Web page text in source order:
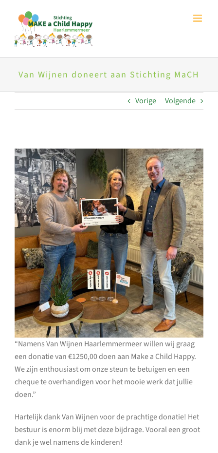
inhoud
Van Wijnen doneert aan Stichting MaCH
Vorige Volgende
“Namens Van Wijnen Haarlemmermeer willen wij graag
een donatie van €1250,00 doen aan Make a Child Happy.
We zijn enthousiast om onze steun te betuigen en een
cheque te overhandigen voor het mooie werk dat jullie
doen.”
Hartelijk dank Van Wijnen voor de prachtige donatie! Het
bestuur is enorm blij met deze bijdrage. Vooral een groot
dank je welnamens de kinderen!